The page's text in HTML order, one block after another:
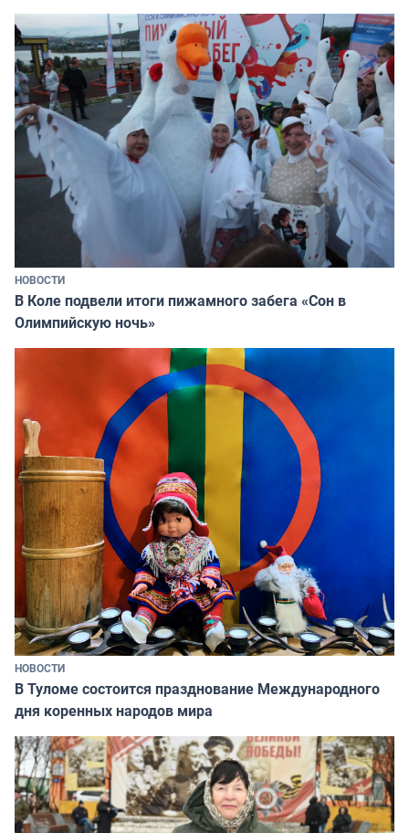
НОВОСТИ
В Коле подвели итоги пижамного забега «Сон в
Олимпийскую ночь»
НОВОСТИ
В Туломе состоится празднование Международного
дня коренных народов мира